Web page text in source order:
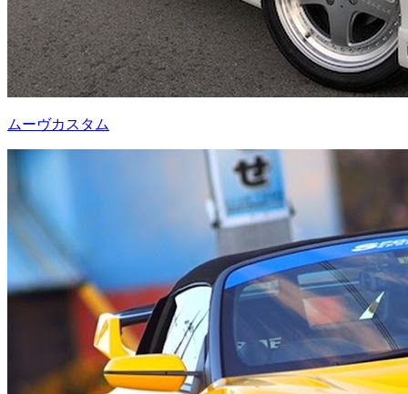
ムーヴカスタム